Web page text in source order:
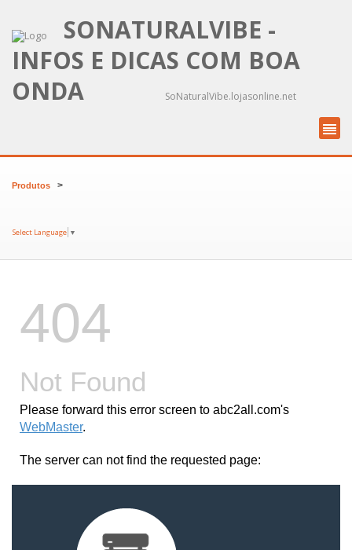
SONATURALVIBE -
INFOS E DICAS COM BOA
ONDA
SoNaturalVibe.lojasonline.net
Produtos >
Select Language ▼